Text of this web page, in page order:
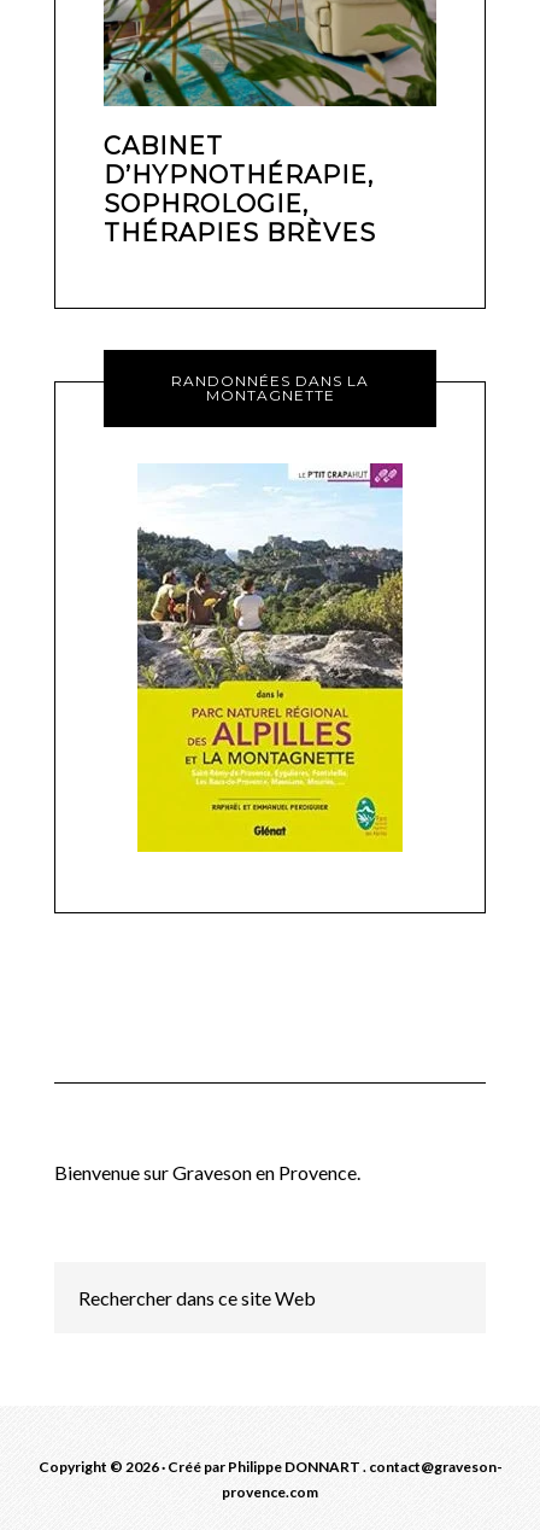
CABINET
D’HYPNOTHÉRAPIE,
SOPHROLOGIE,
THÉRAPIES BRÈVES
RANDONNÉES DANS LA
MONTAGNETTE
Bienvenue sur Graveson en Provence.
Copyright © 2026 · Créé par Philippe DONNART . contact@graveson-
provence.com